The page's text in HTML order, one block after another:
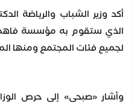
أكد وزير الشباب والرياضة
الذي ستقوم به مؤسسة
لجميع فئات المجتمع ومنها
وأشار «صبحى» إلى حرص